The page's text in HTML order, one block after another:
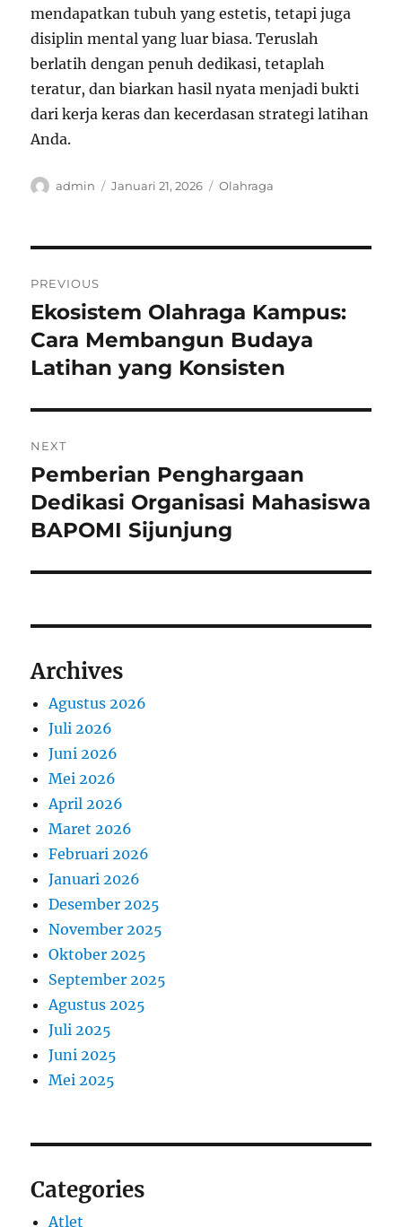
mendapatkan tubuh yang estetis, tetapi juga
disiplin mental yang luar biasa. Teruslah
berlatih dengan penuh dedikasi, tetaplah
teratur, dan biarkan hasil nyata menjadi bukti
dari kerja keras dan kecerdasan strategi latihan
Anda.
Author
admin
Posted
Januari 21, 2026 Categories
Olahraga
pos
PREVIOUS
Previous
post:
Ekosistem Olahraga Kampus:
Cara Membangun Budaya
Latihan yang Konsisten
NEXT
Next
post:
Pemberian Penghargaan
Dedikasi Organisasi Mahasiswa
BAPOMI Sijunjung
Archives
Agustus 2026
Juli 2026
Juni 2026
Mei 2026
April 2026
Maret 2026
Februari 2026
Januari 2026
Desember 2025
November 2025
Oktober 2025
September 2025
Agustus 2025
Juli 2025
Juni 2025
Mei 2025
Categories
Atlet